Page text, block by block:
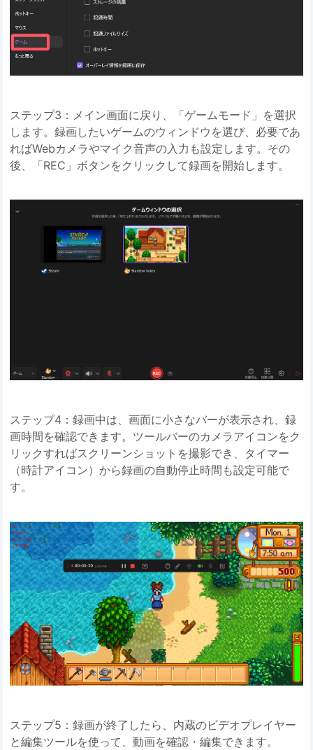
ステップ3：メイン画面に戻り、「ゲームモード」を選択
します。録画したいゲームのウィンドウを選び、必要であ
ればWebカメラやマイク音声の入力も設定します。その
後、「REC」ボタンをクリックして録画を開始します。
ステップ4：録画中は、画面に小さなバーが表示され、録
画時間を確認できます。ツールバーのカメラアイコンをク
リックすればスクリーンショットを撮影でき、タイマー
（時計アイコン）から録画の自動停止時間も設定可能で
す。
ステップ5：録画が終了したら、内蔵のビデオプレイヤー
と編集ツールを使って、動画を確認・編集できます。